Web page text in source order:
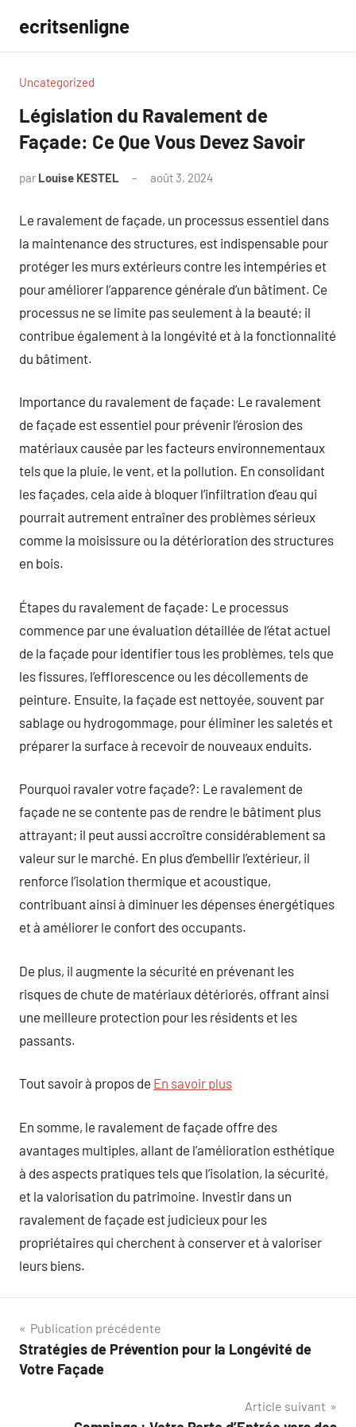
contenu
ecritsenligne
Uncategorized
Législation du Ravalement de
Façade: Ce Que Vous Devez Savoir
par Louise KESTEL août 3, 2024
Le ravalement de façade, un processus essentiel dans
la maintenance des structures, est indispensable pour
protéger les murs extérieurs contre les intempéries et
pour améliorer l’apparence générale d’un bâtiment. Ce
processus ne se limite pas seulement à la beauté; il
contribue également à la longévité et à la fonctionnalité
du bâtiment.
Importance du ravalement de façade: Le ravalement
de façade est essentiel pour prévenir l’érosion des
matériaux causée par les facteurs environnementaux
tels que la pluie, le vent, et la pollution. En consolidant
les façades, cela aide à bloquer l’infiltration d’eau qui
pourrait autrement entraîner des problèmes sérieux
comme la moisissure ou la détérioration des structures
en bois.
Étapes du ravalement de façade: Le processus
commence par une évaluation détaillée de l’état actuel
de la façade pour identifier tous les problèmes, tels que
les fissures, l’efflorescence ou les décollements de
peinture. Ensuite, la façade est nettoyée, souvent par
sablage ou hydrogommage, pour éliminer les saletés et
préparer la surface à recevoir de nouveaux enduits.
Pourquoi ravaler votre façade?: Le ravalement de
façade ne se contente pas de rendre le bâtiment plus
attrayant; il peut aussi accroître considérablement sa
valeur sur le marché. En plus d’embellir l’extérieur, il
renforce l’isolation thermique et acoustique,
contribuant ainsi à diminuer les dépenses énergétiques
et à améliorer le confort des occupants.
De plus, il augmente la sécurité en prévenant les
risques de chute de matériaux détériorés, offrant ainsi
une meilleure protection pour les résidents et les
passants.
Tout savoir à propos de En savoir plus
En somme, le ravalement de façade offre des
avantages multiples, allant de l’amélioration esthétique
à des aspects pratiques tels que l’isolation, la sécurité,
et la valorisation du patrimoine. Investir dans un
ravalement de façade est judicieux pour les
propriétaires qui cherchent à conserver et à valoriser
leurs biens.
Navigation
de
Publication précédente
Stratégies de Prévention pour la Longévité de
Votre Façade
Article suivant